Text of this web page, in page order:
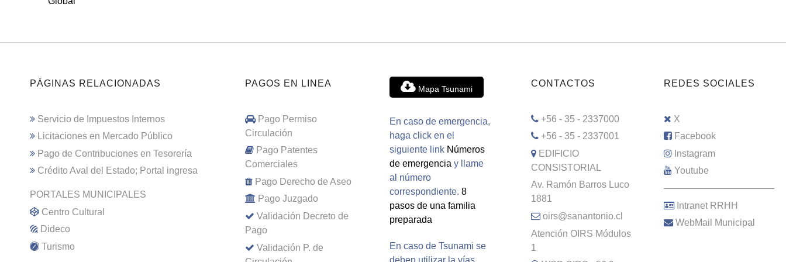
PÁGINAS RELACIONADAS
Servicio de Impuestos Internos
Licitaciones en Mercado Público
Pago de Contribuciones en Tesorería
Crédito Aval del Estado; Portal ingresa
PORTALES MUNICIPALES
Centro Cultural
Dideco
Turismo
PAGOS EN LINEA
Pago Permiso
Circulación
Pago Patentes
Comerciales
Pago Derecho de Aseo
Pago Juzgado
Validación Decreto de
Pago
Validación P. de
Mapa Tsunami
En caso de emergencia,
haga click en el
siguiente link Números
de emergencia y llame
al número
correspondiente. 8
pasos de una familia
preparada
En caso de Tsunami se
deben utilizar la vías
CONTACTOS
+56 - 35 - 2337000
+56 - 35 - 2337001
EDIFICIO
CONSISTORIAL
Av. Ramón Barros Luco
1881
oirs@sanantonio.cl
Atención OIRS Módulos
1
REDES SOCIALES
X
Facebook
Instagram
Youtube
–––––––––––––––––––––
Intranet RRHH
WebMail Municipal